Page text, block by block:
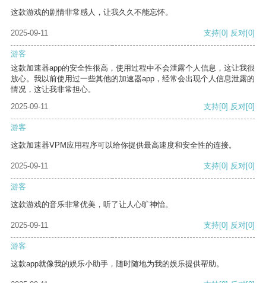
这款游戏的剧情非常感人，让我久久不能忘怀。
2025-09-11 支持[0] 反对[0]
游客
这款加速器app的安全性很高，使用过程中不会泄露个人信息，这让我很
放心。我以前使用过一些其他的加速器app，经常会出现个人信息泄露的
情况，这让我非常担心。
2025-09-11
支持[0] 反对[0]
游客
这款加速器VPM应用程序可以给你提供最高速度和安全性的连接。
2025-09-11 支持[0] 反对[0]
游客
这款游戏的音乐非常优美，听了让人心旷神怡。
2025-09-11 支持[0] 反对[0]
游客
这款app就像我的娱乐小助手，随时随地为我的娱乐提供帮助。